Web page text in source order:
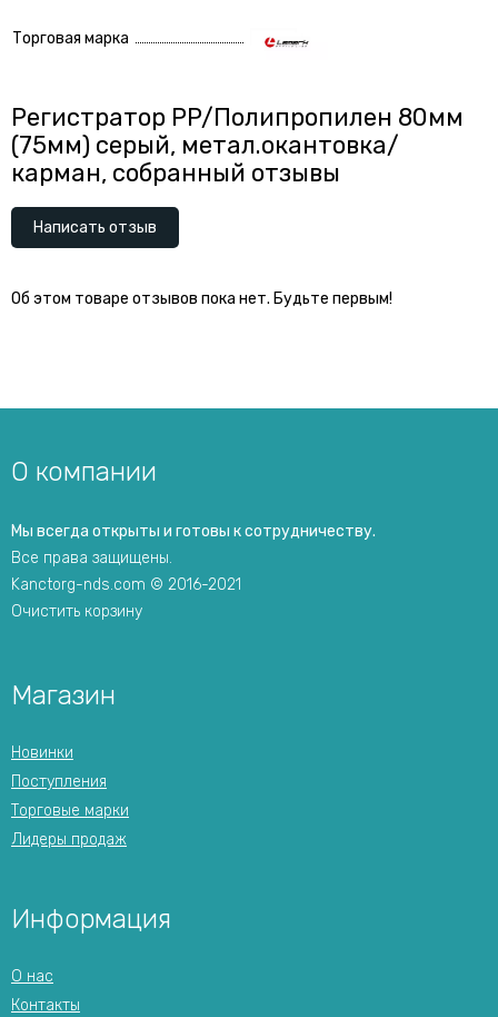
Торговая марка
Регистратор PP/Полипропилен 80мм
(75мм) серый, метал.окантовка/
карман, собранный отзывы
Написать отзыв
Об этом товаре отзывов пока нет. Будьте первым!
О компании
Мы всегда открыты и готовы к сотрудничеству.
Все права защищены.
Kanctorg-nds.com © 2016-2021
Очистить корзину
Магазин
Новинки
Поступления
Торговые марки
Лидеры продаж
Информация
О нас
Контакты